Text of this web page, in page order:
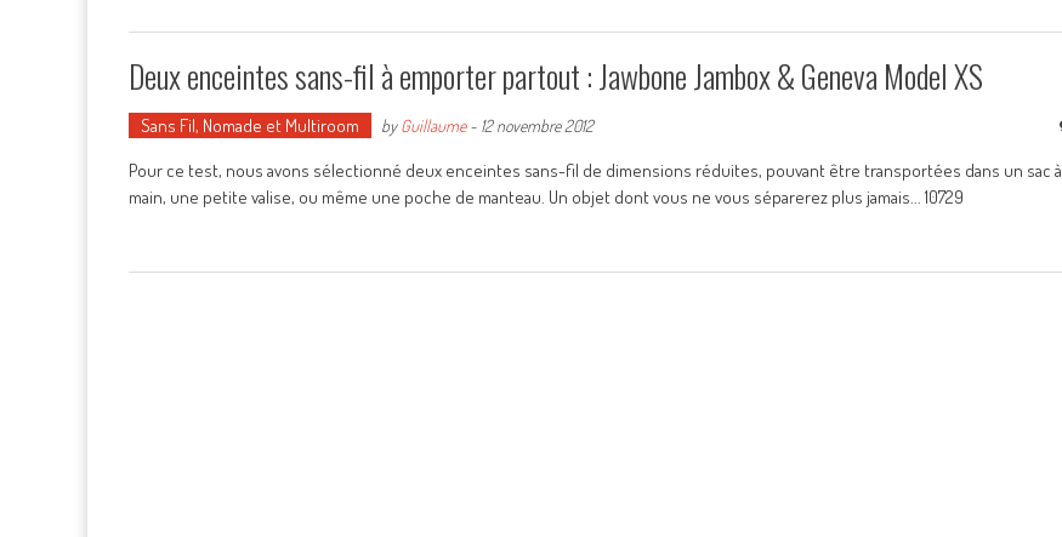
Deux enceintes sans-fil à emporter partout : Jawbone Jambox & Geneva Model XS
Sans Fil, Nomade et Multiroom byGuillaume- 12 novembre 2012
Pour ce test, nous avons sélectionné deux enceintes sans-fil de dimensions réduites, pouvant être transportées dans un sac à
main, une petite valise, ou même une poche de manteau. Un objet dont vous ne vous séparerez plus jamais... 10729